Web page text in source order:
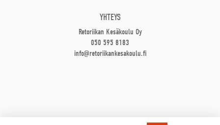
YHTEYS
Retoriikan Kesäkoulu Oy
050 595 8183
info@retoriikankesakoulu.fi